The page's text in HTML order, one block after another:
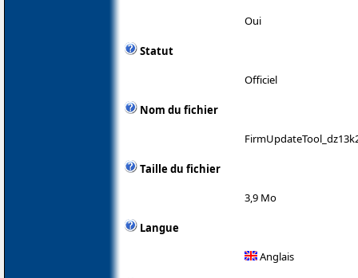
Oui
Statut
Officiel
Nom du fichier
Taille du fichier
3,9 Mo
Langue
Anglais